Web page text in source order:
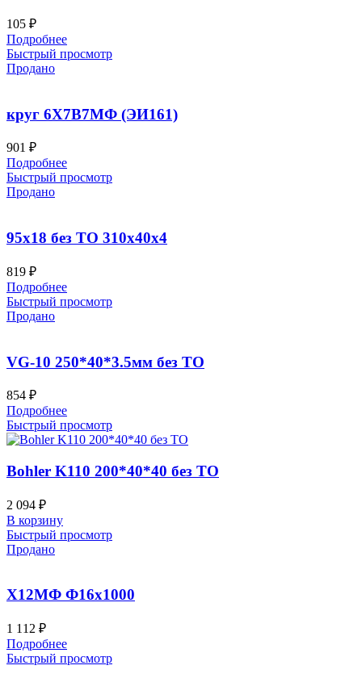
105 ₽
Подробнее
Быстрый просмотр
Продано
круг 6Х7В7МФ (ЭИ161)
901 ₽
Подробнее
Быстрый просмотр
Продано
95х18 без ТО 310x40x4
819 ₽
Подробнее
Быстрый просмотр
Продано
VG-10 250*40*3.5мм без ТО
854 ₽
Подробнее
Быстрый просмотр
Bohler K110 200*40*40 без ТО
2 094 ₽
В корзину
Быстрый просмотр
Продано
Х12МФ Ф16х1000
1 112 ₽
Подробнее
Быстрый просмотр